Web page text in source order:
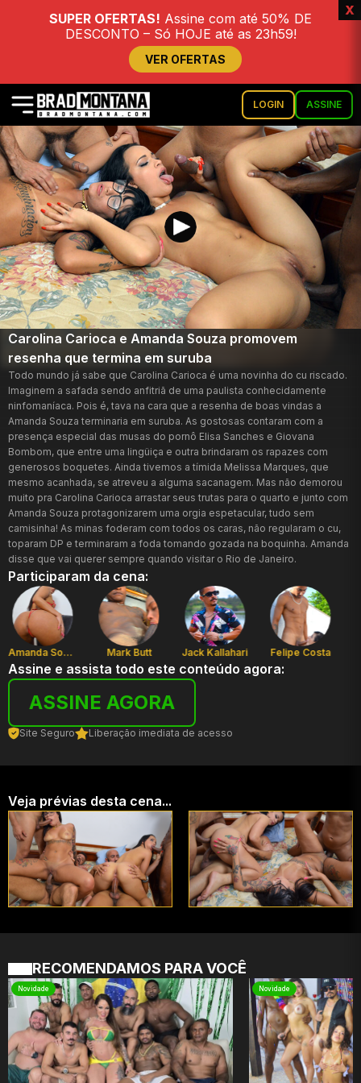
SUPER OFERTAS! Assine com até 50% DE
DESCONTO – Só HOJE até as 23h59!
VER OFERTAS
x
LOGIN ASSINE
Carolina Carioca e Amanda Souza promovem
resenha que termina em suruba
Todo mundo já sabe que Carolina Carioca é uma novinha do cu riscado.
Imaginem a safada sendo anfitriã de uma paulista conhecidamente
ninfomaníaca. Pois é, tava na cara que a resenha de boas vindas a
Amanda Souza terminaria em suruba. As gostosas contaram com a
presença especial das musas do pornô Elisa Sanches e Giovana
Bombom, que entre uma lingüiça e outra brindaram os rapazes com
generosos boquetes. Ainda tivemos a tímida Melissa Marques, que
mesmo acanhada, se atreveu a alguma sacanagem. Mas não demorou
muito pra Carolina Carioca arrastar seus trutas para o quarto e junto com
Amanda Souza protagonizarem uma orgia espetacular, tudo sem
camisinha! As minas foderam com todos os caras, não regularam o cu,
toparam DP e terminaram a foda tomando gozada na boquinha. Amanda
disse que vai querer sempre quando visitar o Rio de Janeiro.
Participaram da cena:
Amanda Souza Mark Butt Jack Kallahari Felipe Costa
Assine e assista todo este conteúdo agora:
ASSINE AGORA
Site Seguro Liberação imediata de acesso
Veja prévias desta cena...
RECOMENDAMOS PARA VOCÊ
Novidade Novidade